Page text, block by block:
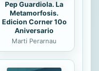
Pep Guardiola. La
Metamorfosis.
Edicion Corner 10o
Aniversario
Marti Perarnau